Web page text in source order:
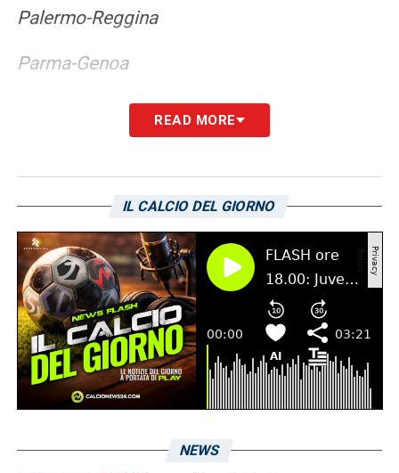
Palermo-Reggina
Parma-Genoa
LA PLAYLIST DELLE NOSTRE TOP NEWS
READ MORE
IL CALCIO DEL GIORNO
NEWS